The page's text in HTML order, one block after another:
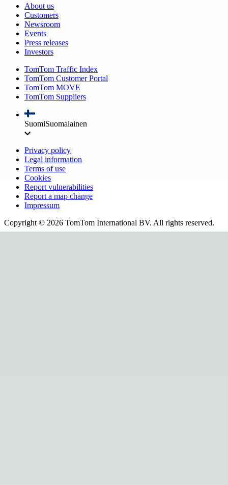
About us
Customers
Newsroom
Events
Press releases
Investors
TomTom Traffic Index
TomTom Customer Portal
TomTom MOVE
TomTom Suppliers
SuomiSuomalainen
Privacy policy
Legal information
Terms of use
Cookies
Report vulnerabilities
Report a map change
Impressum
Copyright © 2026 TomTom International BV. All rights reserved.